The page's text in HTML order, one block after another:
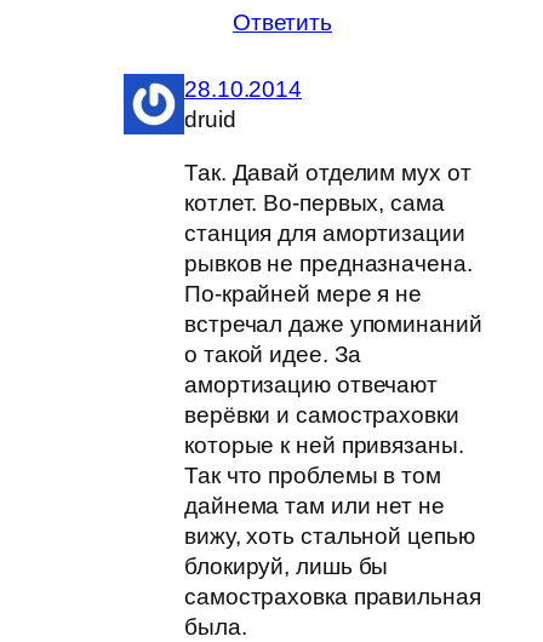
Ответить
28.10.2014
druid
Так. Давай отделим мух от
котлет. Во-первых, сама
станция для амортизации
рывков не предназначена.
По-крайней мере я не
встречал даже упоминаний
о такой идее. За
амортизацию отвечают
верёвки и самостраховки
которые к ней привязаны.
Так что проблемы в том
дайнема там или нет не
вижу, хоть стальной цепью
блокируй, лишь бы
самостраховка правильная
была.